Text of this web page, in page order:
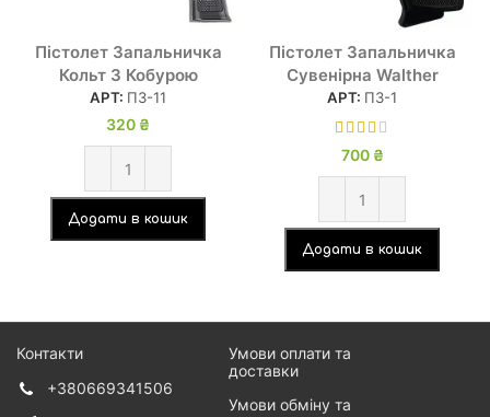
Пістолет Запальничка
Кольт З Кобурою
АРТ: ПЗ-11
320 ₴
Додати в кошик
Пістолет Запальничка
Сувенірна Walther
АРТ: ПЗ-1
700 ₴
Додати в кошик
Контакти
+380669341506
Умови оплати та
доставки
Умови обміну та